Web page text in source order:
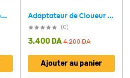
Pistolet à Souder Automatique 80 W avec Chauffage en Céramique – مسدس تلحيم Adaptateur de Cloueur Automatique à Chaîne pour Visseuse – محول مسدس مسامير أوتوماتيكي بسلسلة لمفك البراغي
(0)
4,200DA
3,400 DA
Ajouter au panier